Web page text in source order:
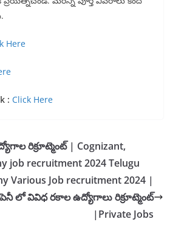
Here
: Click Here
రిక్రూట్మెంట్ | Cognizant,
job recruitment 2024 Telugu
Various Job recruitment 2024 |
లో వివిధ రకాల ఉద్యోగాలు రిక్రూట్మెంట్
|Private Jobs